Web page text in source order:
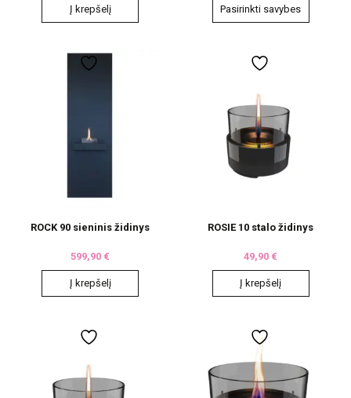
Į krepšelį Pasirinkti savybes
ROCK 90 sieninis židinys
599,90 €
Į krepšelį
ROSIE 10 stalo židinys
49,90 €
Į krepšelį